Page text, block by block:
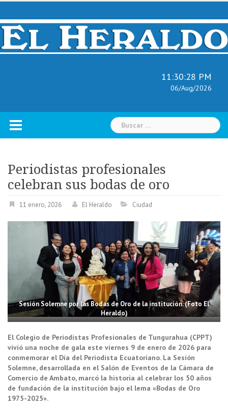
Skip
content
11:30:30 PM
06/Aug/2026
Buscar:
Periodistas profesionales
celebran sus bodas de oro
11 enero, 2026 El Heraldo Ciudad
Sesión Solemne por las Bodas de Oro de la institución. (Foto El
Heraldo)
El Colegio de Periodistas Profesionales de Tungurahua (CPPT)
vivió una noche de gala este viernes 9 de enero de 2026 para
conmemorar el Día del Periodista Ecuatoriano. La Sesión
Solemne, desarrollada en el Salón de Eventos de la Cámara de
Comercio de Ambato, marcó la historia al celebrar los 50 años
de fundación de la institución bajo el lema «Bodas de Oro
1975-2025».